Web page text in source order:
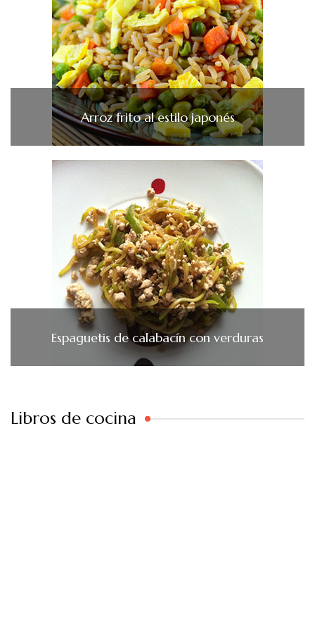
Arroz frito al estilo japonés
Espaguetis de calabacín con verduras
Libros de cocina